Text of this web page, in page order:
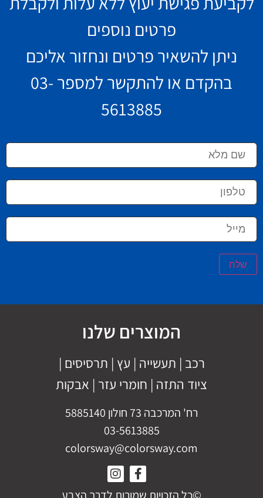
פרטים נוספים
ניתן להשאיר פרטים ונחזור אליכם
בהקדם או להתקשר למספר 03-
5613885
שלח
המוצרים שלנו
רכב | תעשייה | עץ | תרסיסים |
ציוד התזה | חומרי עזר | אבקות
רח' המרכבה 73 חולון 5885140
03-5613885
colorsway@colorsway.com